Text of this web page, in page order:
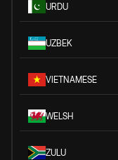
URDU
UZBEK
VIETNAMESE
WELSH
ZULU